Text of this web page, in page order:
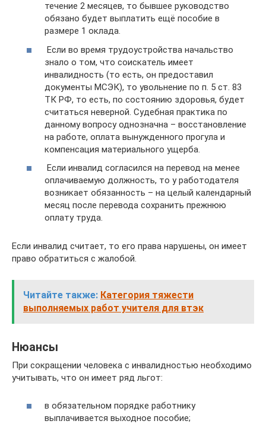
течение 2 месяцев, то бывшее руководство
обязано будет выплатить ещё пособие в
размере 1 оклада.
Если во время трудоустройства начальство
знало о том, что соискатель имеет
инвалидность (то есть, он предоставил
документы МСЭК), то увольнение по п. 5 ст. 83
ТК РФ, то есть, по состоянию здоровья, будет
считаться неверной. Судебная практика по
данному вопросу однозначна – восстановление
на работе, оплата вынужденного прогула и
компенсация материального ущерба.
Если инвалид согласился на перевод на менее
оплачиваемую должность, то у работодателя
возникает обязанность – на целый календарный
месяц после перевода сохранить прежнюю
оплату труда.
Если инвалид считает, то его права нарушены, он имеет
право обратиться с жалобой.
Читайте также: Категория тяжести
выполняемых работ учителя для втэк
Нюансы
При сокращении человека с инвалидностью необходимо
учитывать, что он имеет ряд льгот:
в обязательном порядке работнику
выплачивается выходное пособие;